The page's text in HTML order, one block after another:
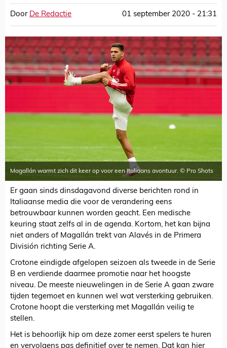
Door De Redactie 01 september 2020 - 21:31
Magallán warmt zich dit keer op voor een Italiaans avontuur. © Pro Shots
Er gaan sinds dinsdagavond diverse berichten rond in
Italiaanse media die voor de verandering eens
betrouwbaar kunnen worden geacht. Een medische
keuring staat zelfs al in de agenda. Kortom, het kan bijna
niet anders of Magallán trekt van Alavés in de Primera
División richting Serie A.
Crotone eindigde afgelopen seizoen als tweede in de Serie
B en verdiende daarmee promotie naar het hoogste
niveau. De meeste nieuwelingen in de Serie A gaan zware
tijden tegemoet en kunnen wel wat versterking gebruiken.
Crotone hoopt die versterking met Magallán veilig te
stellen.
Het is behoorlijk hip om deze zomer eerst spelers te huren
en vervolgens pas definitief over te nemen. Dat kan hier